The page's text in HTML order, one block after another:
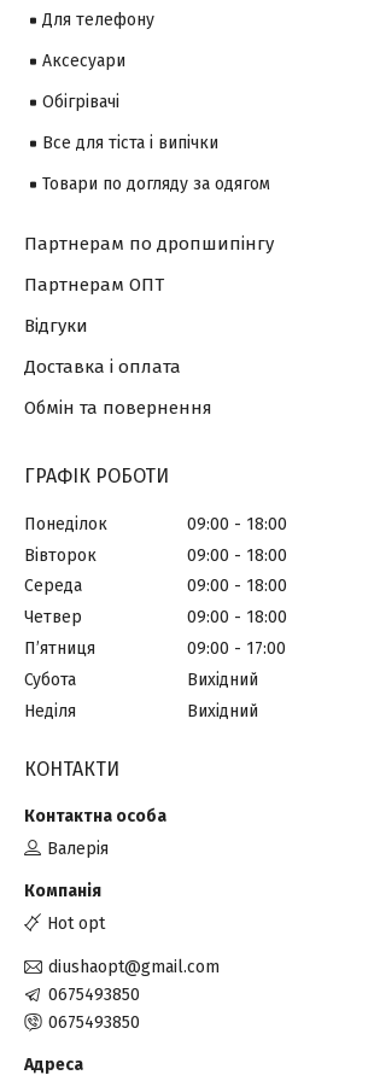
Для телефону
Аксесуари
Обігрівачі
Все для тіста і випічки
Товари по догляду за одягом
Партнерам по дропшипінгу
Партнерам ОПТ
Відгуки
Доставка і оплата
Обмін та повернення
ГРАФІК РОБОТИ
Понеділок 09:00
18:00
Вівторок
09:00
18:00
Середа
09:00
18:00
Четвер
09:00
18:00
Пʼятниця
09:00
17:00
Субота
Вихідний
Неділя
Вихідний
КОНТАКТИ
Валерія
Hot opt
diushaopt@gmail.com
0675493850
0675493850